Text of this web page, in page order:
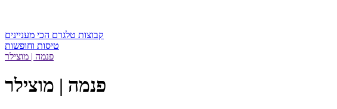
קבוצות טלגרם הכי מעניינים
טיסות וחופשות
פנמה | מוצילר
פנמה | מוצילר